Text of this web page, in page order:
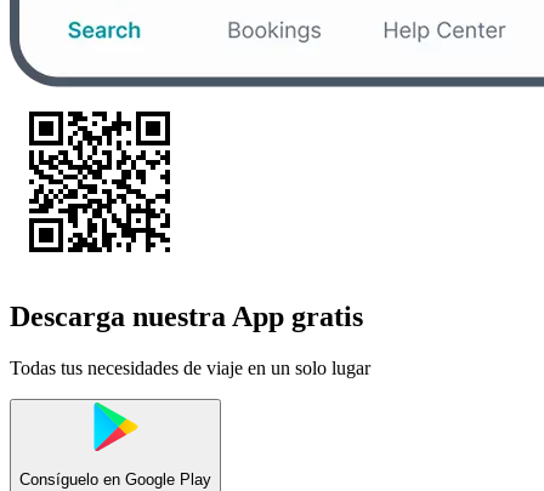
Descarga nuestra App gratis
Todas tus necesidades de viaje en un solo lugar
Consíguelo en Google Play